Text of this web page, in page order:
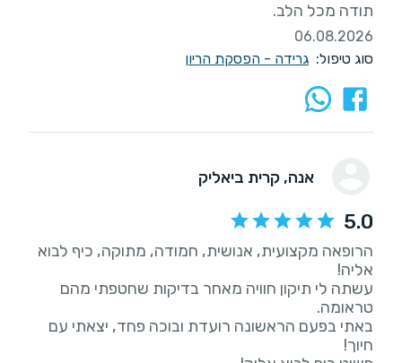
תודה מכל הלב.
06.08.2026
סוג טיפול: גרידה - הפסקת הריון
אנה, קרית ביאליק
5.0
הרופאה מקצועית, אנושית, חמודה, מתוקה, כיף לבוא
עשתה לי תיקון חוויה מאחר בדיקות שחטפתי מהם
באתי בפעם הראשונה רועדת ובוכה פחד, יצאתי עם